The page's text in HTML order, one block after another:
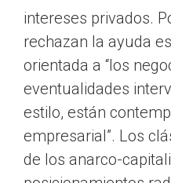
intereses privados.
rechazan la ayuda
orientada a “los
eventualidades
estilo, están
empresarial”. Los
de los anarco-